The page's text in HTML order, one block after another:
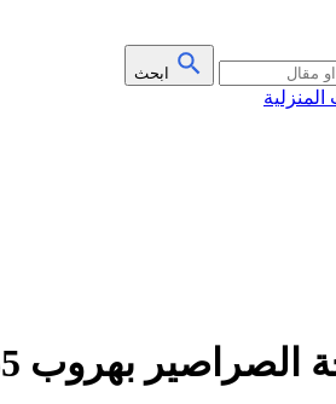
ابحث
بهروب 0558592765 مع الضمان